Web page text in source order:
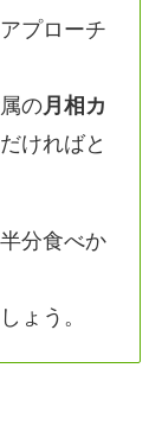
プローチ
の月相カ
ければと
分食べか
ょう。